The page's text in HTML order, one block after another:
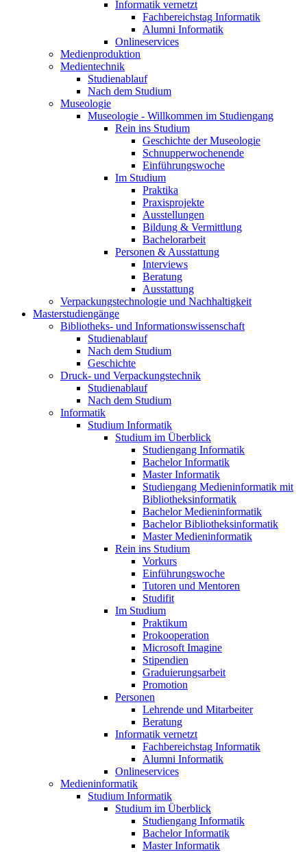
Informatik vernetzt
Fachbereichstag Informatik
Alumni Informatik
Onlineservices
Medienproduktion
Medientechnik
Studienablauf
Nach dem Studium
Museologie
Museologie - Willkommen im Studiengang
Rein ins Studium
Geschichte der Museologie
Schnupperwochenende
Einführungswoche
Im Studium
Praktika
Praxisprojekte
Ausstellungen
Bildung & Vermittlung
Bachelorarbeit
Personen & Ausstattung
Interviews
Beratung
Ausstattung
Verpackungstechnologie und Nachhaltigkeit
Masterstudiengänge
Bibliotheks- und Informationswissenschaft
Studienablauf
Nach dem Studium
Geschichte
Druck- und Verpackungstechnik
Studienablauf
Nach dem Studium
Informatik
Studium Informatik
Studium im Überblick
Studiengang Informatik
Bachelor Informatik
Master Informatik
Studiengang Medieninformatik mit
Bibliotheksinformatik
Bachelor Medieninformatik
Bachelor Bibliotheksinformatik
Master Medieninformatik
Rein ins Studium
Vorkurs
Einführungswoche
Tutoren und Mentoren
Studifit
Im Studium
Praktikum
Prokooperation
Microsoft Imagine
Stipendien
Graduierungsarbeit
Promotion
Personen
Lehrende und Mitarbeiter
Beratung
Informatik vernetzt
Fachbereichstag Informatik
Alumni Informatik
Onlineservices
Medieninformatik
Studium Informatik
Studium im Überblick
Studiengang Informatik
Bachelor Informatik
Master Informatik